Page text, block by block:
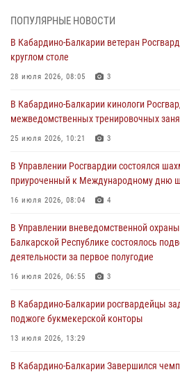
поздравил специалистов
праздником
01 августа 2026, 00:10
Росгвардия обеспечивает
направлении
31 июля 2026, 09:22
Состоялась рабочая встреча директора
генерала армии Виктора Золотова с
представителя Президента Российской
31 июля 2026, 06:45 1
Управление Росгвардии по Кабардино-
информирует
ПОПУЛЯРНЫЕ НОВОСТИ
В Кабардино-Балкарии ветеран
круглом столе
28 июля 2026, 08:05 3
В Кабардино-Балкарии кинологи
межведомственных тренировочных
25 июля 2026, 10:21 3
В Управлении Росгвардии состоялся
приуроченный к Международному дню
16 июля 2026, 08:04 4
В Управлении вневедомственной
Балкарской Республике состоялось
деятельности за первое полугодие
16 июля 2026, 06:55 3
В Кабардино-Балкарии росгвардейцы
поджоге букмекерской конторы
13 июля 2026, 13:29
В Кабардино-Балкарии Завершился